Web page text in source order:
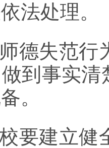
法处理。
失范行为
到事实
。
建立健全